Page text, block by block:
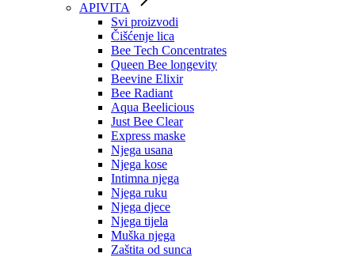
APIVITA
Svi proizvodi
Čišćenje lica
Bee Tech Concentrates
Queen Bee longevity
Beevine Elixir
Bee Radiant
Aqua Beelicious
Just Bee Clear
Express maske
Njega usana
Njega kose
Intimna njega
Njega ruku
Njega djece
Njega tijela
Muška njega
Zaštita od sunca